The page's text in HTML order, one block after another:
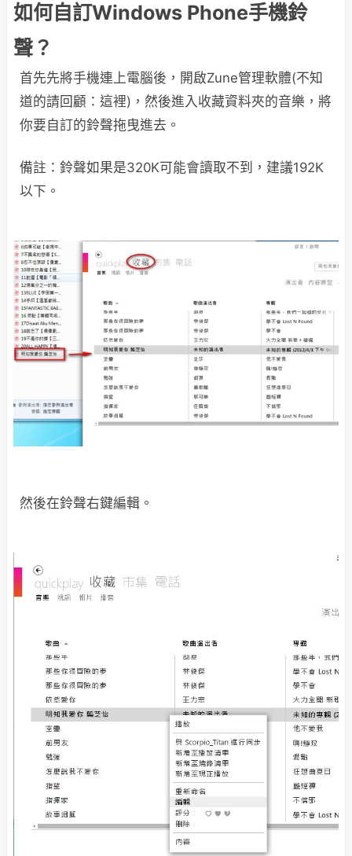
如何自訂Windows Phone手機鈴
聲？
首先先將手機連上電腦後，開啟Zune管理軟體(不知
道的請回顧：這裡)，然後進入收藏資料夾的音樂，將
你要自訂的鈴聲拖曳進去。
備註：鈴聲如果是320K可能會讀取不到，建議192K
以下。
然後在鈴聲右鍵編輯。